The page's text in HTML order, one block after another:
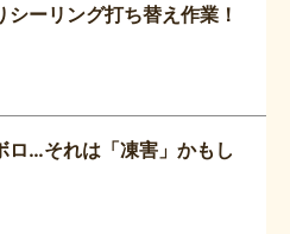
シーリング打ち替え作業！
ロ…それは「凍害」かもし